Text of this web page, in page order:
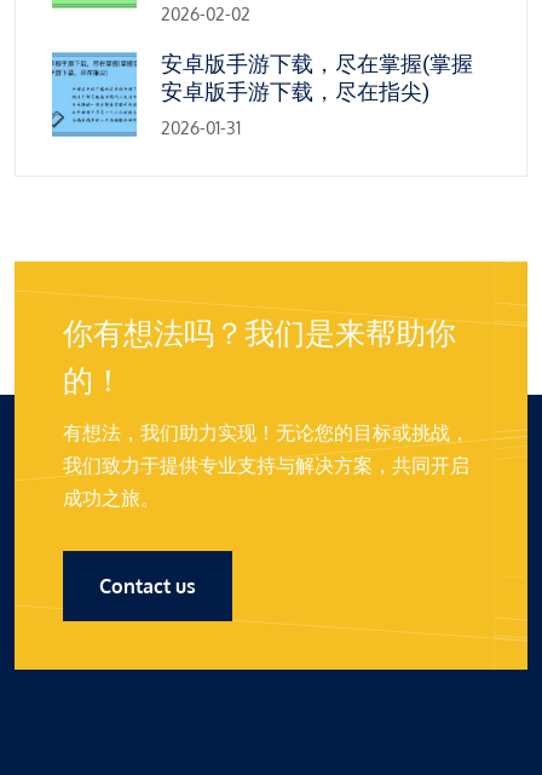
2026-02-02
安卓版手游下载，尽在掌握(掌握
安卓版手游下载，尽在指尖)
2026-01-31
你有想法吗？我们是来帮助你
的！
有想法，我们助力实现！无论您的目标或挑战，
我们致力于提供专业支持与解决方案，共同开启
成功之旅。
Contact us